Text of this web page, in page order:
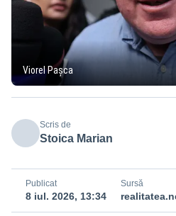
Viorel Pașca
Scris de
Stoica Marian
Publicat
8 iul. 2026, 13:34
Sursă